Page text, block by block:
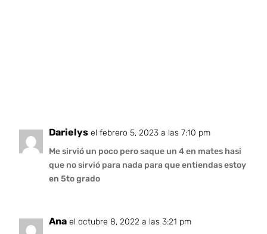
Darielys el febrero 5, 2023 a las 7:10 pm
Me sirvió un poco pero saque un 4 en mates hasi
que no sirvió para nada para que entiendas estoy
en 5to grado
Ana el octubre 8, 2022 a las 3:21 pm